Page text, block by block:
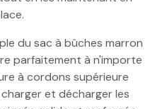
du sac à bûches marron
parfaitement à n'importe
à cordons supérieure
et décharger les